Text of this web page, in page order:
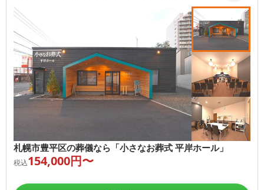
札幌市豊平区の葬儀なら「小さなお葬式 平岸ホール」
税込154,000円〜